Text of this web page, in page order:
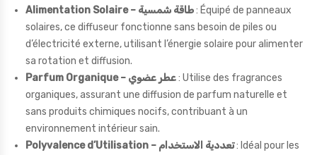
Alimentation Solaire – طاقة شمسية: Équipé de panneaux
solaires, ce diffuseur fonctionne sans besoin de piles ou
d’électricité externe, utilisant l’énergie solaire pour alimenter
sa rotation et diffusion.
Parfum Organique – عطر عضوي: Utilise des fragrances
organiques, assurant une diffusion de parfum naturelle et
sans produits chimiques nocifs, contribuant à un
environnement intérieur sain.
Polyvalence d’Utilisation – تعددية الاستخدام: Idéal pour les